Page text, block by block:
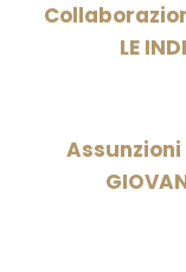
LE
Assunzioni